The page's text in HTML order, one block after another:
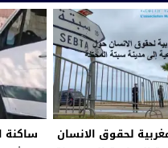
لحقوق الانسان